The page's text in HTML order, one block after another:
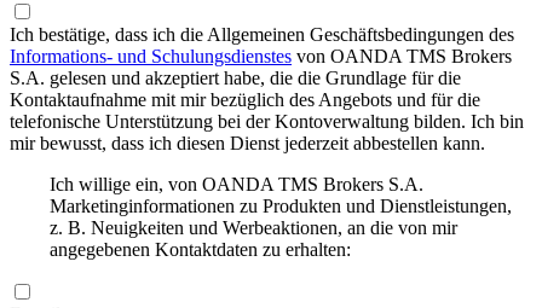
Ich bestätige, dass ich die Allgemeinen Geschäftsbedingungen des
Informations- und Schulungsdienstes von OANDA TMS Brokers
S.A. gelesen und akzeptiert habe, die die Grundlage für die
Kontaktaufnahme mit mir bezüglich des Angebots und für die
telefonische Unterstützung bei der Kontoverwaltung bilden. Ich bin
mir bewusst, dass ich diesen Dienst jederzeit abbestellen kann.
Ich willige ein, von OANDA TMS Brokers S.A.
Marketinginformationen zu Produkten und Dienstleistungen,
z. B. Neuigkeiten und Werbeaktionen, an die von mir
angegebenen Kontaktdaten zu erhalten: